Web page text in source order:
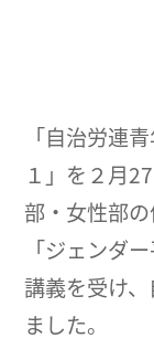
「自治労連
１」を２月
部・女性部
「ジェンダ
講義を受け
ました。